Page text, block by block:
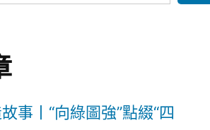
事丨“向綠圖強”點綴“四